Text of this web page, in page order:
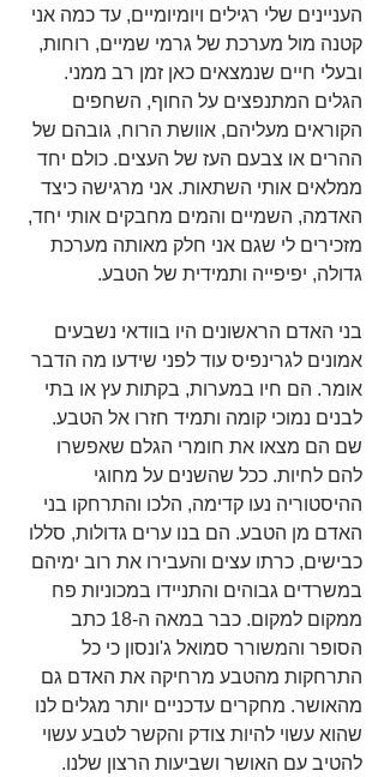
העניינים שלי רגילים ויומיומיים, עד כמה אני
קטנה מול מערכת של גרמי שמיים, רוחות,
ובעלי חיים שנמצאים כאן זמן רב ממני.
הגלים המתנפצים על החוף, השחפים
הקוראים מעליהם, אוושת הרוח, גובהם של
ההרים או צבעם העז של העצים. כולם יחד
ממלאים אותי השתאות. אני מרגישה כיצד
האדמה, השמיים והמים מחבקים אותי יחד,
מזכירים לי שגם אני חלק מאותה מערכת
גדולה, יפיפייה ותמידית של הטבע.
בני האדם הראשונים היו בוודאי נשבעים
אמונים לגרינפיס עוד לפני שידעו מה הדבר
אומר. הם חיו במערות, בקתות עץ או בתי
לבנים נמוכי קומה ותמיד חזרו אל הטבע.
שם הם מצאו את חומרי הגלם שאפשרו
להם לחיות. ככל שהשנים על מחוגי
ההיסטוריה נעו קדימה, הלכו והתרחקו בני
האדם מן הטבע. הם בנו ערים גדולות, סללו
כבישים, כרתו עצים והעבירו את רוב ימיהם
במשרדים גבוהים והתניידו במכוניות פח
ממקום למקום. כבר במאה ה-18 כתב
הסופר והמשורר סמואל ג'ונסון כי כל
התרחקות מהטבע מרחיקה את האדם גם
מהאושר. מחקרים עדכניים יותר מגלים לנו
שהוא עשוי להיות צודק והקשר לטבע עשוי
להטיב עם האושר ושביעות הרצון שלנו.